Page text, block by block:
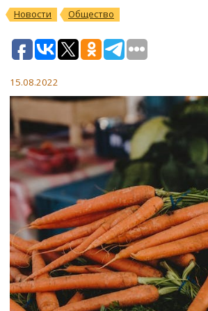
Новости Общество
15.08.2022